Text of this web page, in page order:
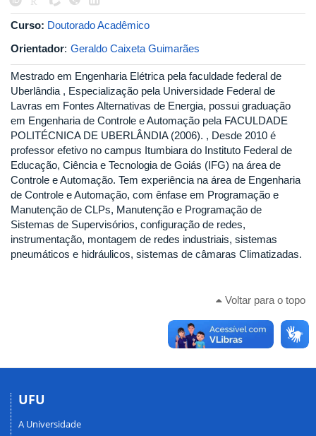
Curso: Doutorado Acadêmico
Orientador: Geraldo Caixeta Guimarães
Mestrado em Engenharia Elétrica pela faculdade federal de
Uberlândia , Especialização pela Universidade Federal de
Lavras em Fontes Alternativas de Energia, possui graduação
em Engenharia de Controle e Automação pela FACULDADE
POLITÉCNICA DE UBERLÂNDIA (2006). , Desde 2010 é
professor efetivo no campus Itumbiara do Instituto Federal de
Educação, Ciência e Tecnologia de Goiás (IFG) na área de
Controle e Automação. Tem experiência na área de Engenharia
de Controle e Automação, com ênfase em Programação e
Manutenção de CLPs, Manutenção e Programação de
Sistemas de Supervisórios, configuração de redes,
instrumentação, montagem de redes industriais, sistemas
pneumáticos e hidráulicos, sistemas de câmaras Climatizadas.
Voltar para o topo
UFU
A Universidade